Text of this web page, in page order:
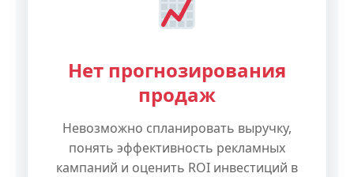
Нет прогнозирования
продаж
Невозможно спланировать выручку,
понять эффективность рекламных
кампаний и оценить ROI инвестиций в